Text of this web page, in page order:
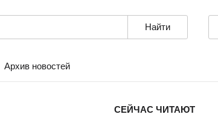
Архив новостей
СЕЙЧАС ЧИТАЮТ